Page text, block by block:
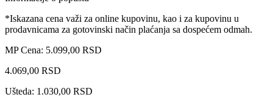
*Iskazana cena važi za online kupovinu, kao i za kupovinu u
prodavnicama za gotovinski način plaćanja sa dospećem odmah.
MP Cena: 5.099,00 RSD
4.069,00 RSD
Ušteda: 1.030,00 RSD